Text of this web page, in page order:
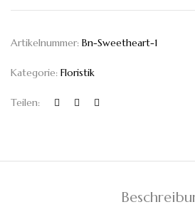
Artikelnummer: Bn-Sweetheart-1
Kategorie: Floristik
Teilen: